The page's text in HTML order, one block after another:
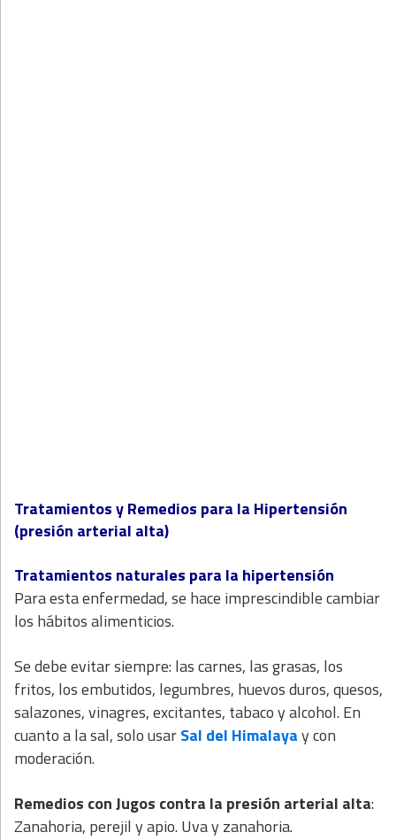
Tratamientos y Remedios para la Hipertensión
(presión arterial alta)
Tratamientos naturales para la hipertensión
Para esta enfermedad, se hace imprescindible cambiar
los hábitos alimenticios.
Se debe evitar siempre: las carnes, las grasas, los
fritos, los embutidos, legumbres, huevos duros, quesos,
salazones, vinagres, excitantes, tabaco y alcohol. En
cuanto a la sal, solo usarSal del Himalayay con
moderación.
Remedios con Jugos contra la presión arterial alta:
Zanahoria, perejil y apio. Uva y zanahoria.